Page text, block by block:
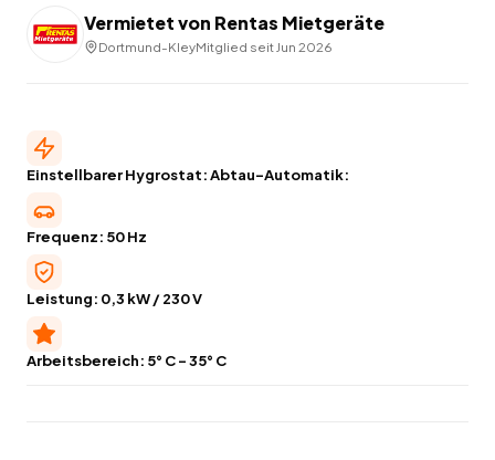
Vermietet von Rentas Mietgeräte
Dortmund-KleyMitglied seit Jun 2026
Einstellbarer Hygrostat: Abtau-Automatik:
Frequenz: 50 Hz
Leistung: 0,3 kW / 230 V
Arbeitsbereich: 5° C - 35° C